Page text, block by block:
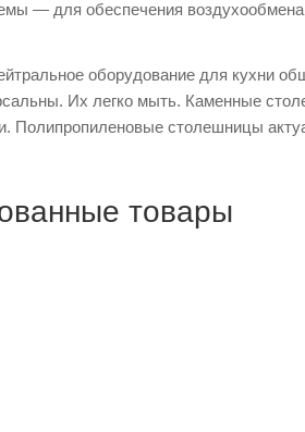
— для обеспечения воздухообмена
оборудование для кухни
Их легко мыть. Каменные
Полипропиленовые столешницы
товары